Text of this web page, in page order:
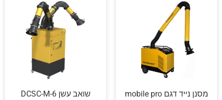
מסנן נייד דגם mobile pro שואב עשן DCSC-M-6